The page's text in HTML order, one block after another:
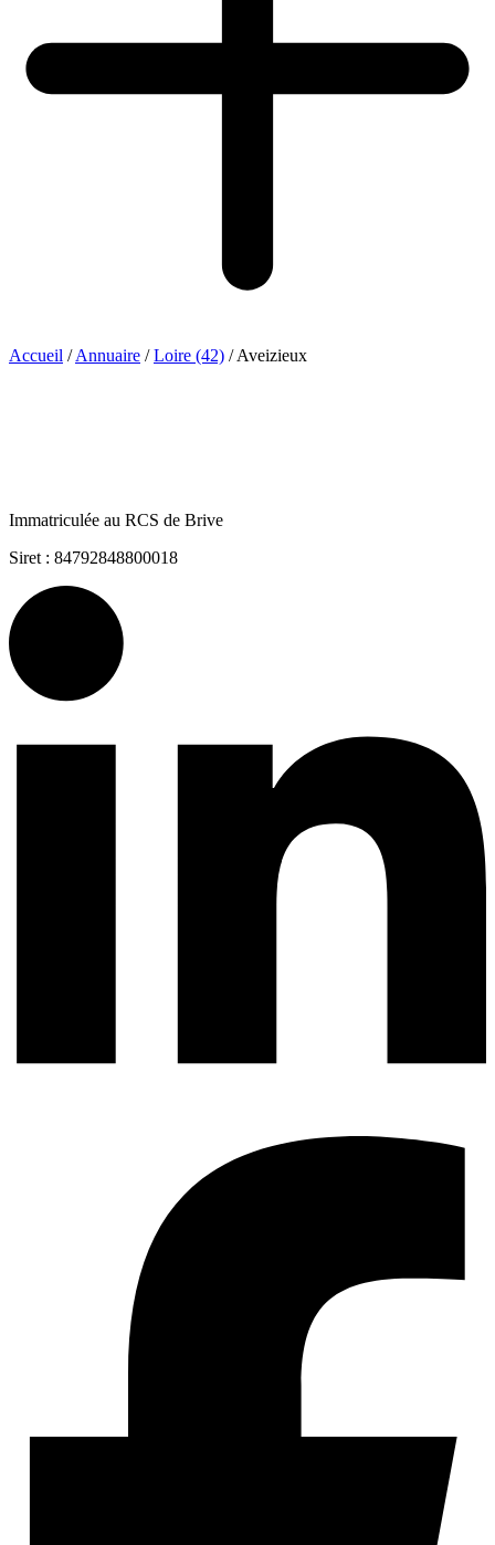
Accueil / Annuaire / Loire (42) / Aveizieux
Immatriculée au RCS de Brive
Siret : 84792848800018